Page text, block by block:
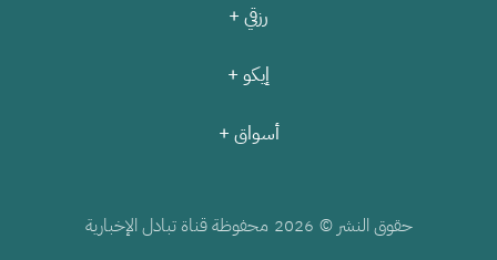
رزقي +
إيكو +
أسواق +
حقوق النشر © 2026 محفوظة قناة تبادل الإخبارية